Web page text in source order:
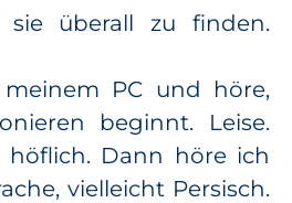
sie überall zu finden.
PC und höre,
beginnt. Leise.
höflich. Dann höre ich
vielleicht Persisch.